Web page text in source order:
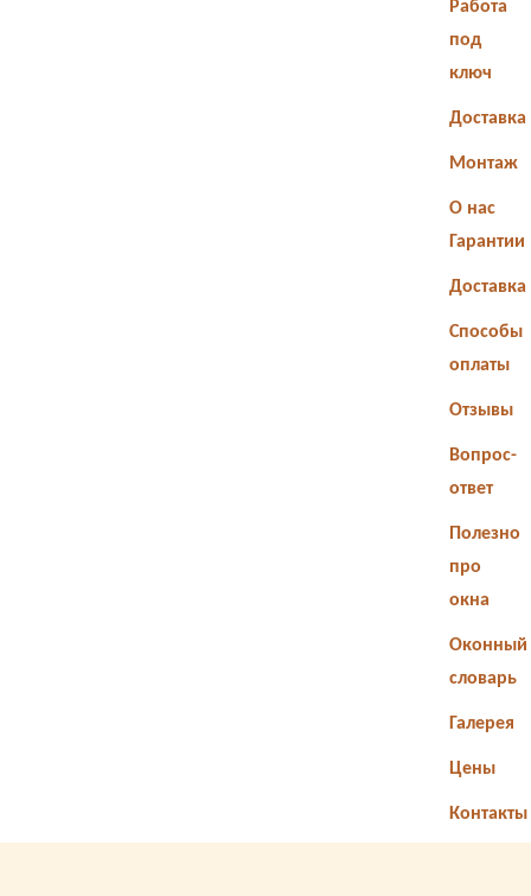
Работа
под
ключ
Доставка
Монтаж
О нас
Гарантии
Доставка
Способы
оплаты
Отзывы
Вопрос-
ответ
Полезно
про
окна
Оконный
словарь
Галерея
Цены
Контакты